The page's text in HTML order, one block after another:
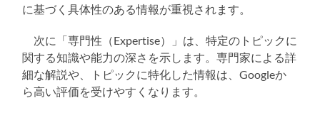
に基づく具体性のある情報が重視されます。
次に「専門性（Expertise）」は、特定のトピックに
関する知識や能力の深さを示します。専門家による詳
細な解説や、トピックに特化した情報は、Googleか
ら高い評価を受けやすくなります。